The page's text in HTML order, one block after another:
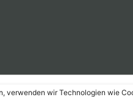
verwenden wir Technologien wie